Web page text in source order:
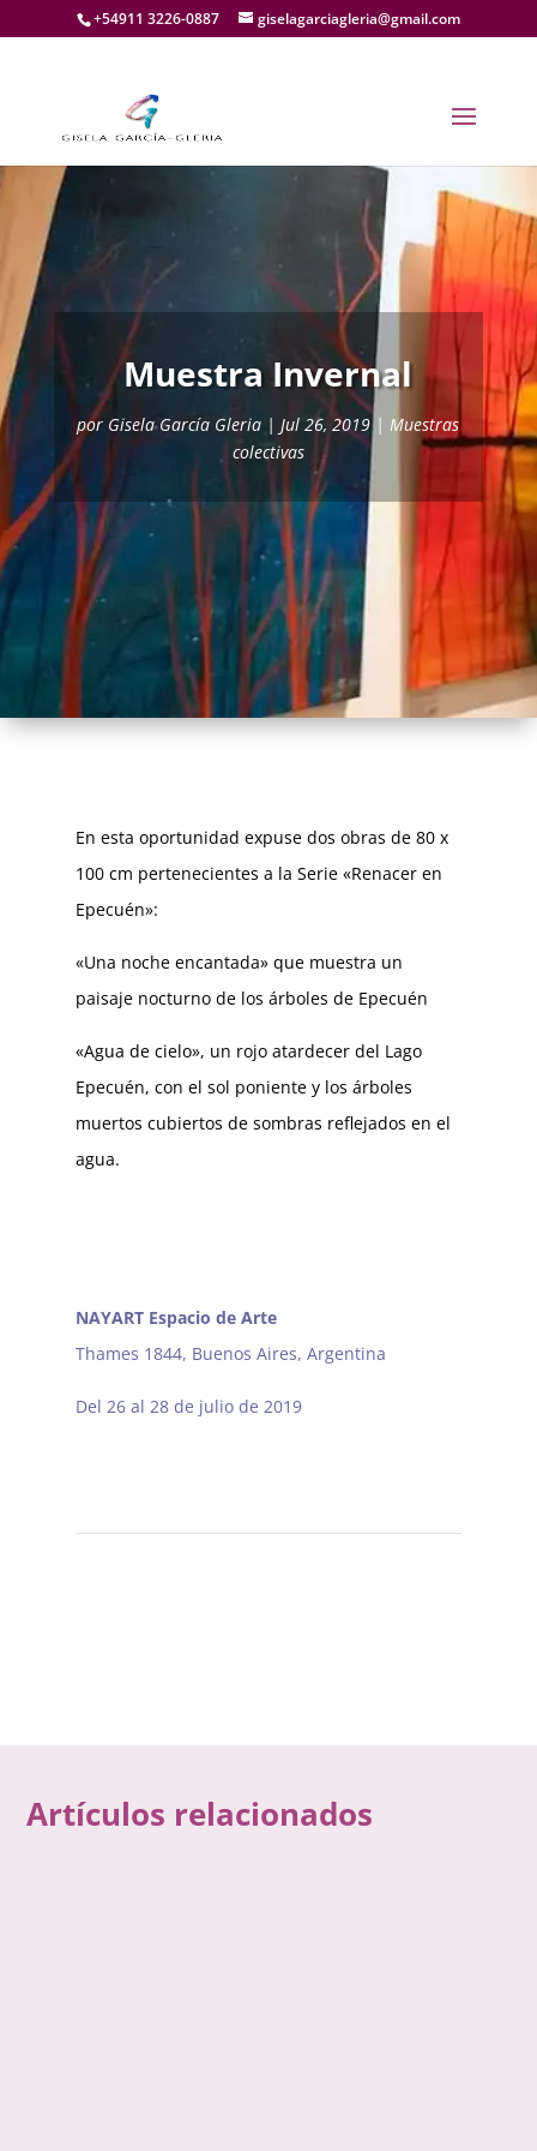
+54911 3226-0887 giselagarciagleria@gmail.com
Muestra Invernal
por Gisela García Gleria |Jul 26, 2019|Muestras
colectivas
En esta oportunidad expuse dos obras de 80 x
100 cm pertenecientes a la Serie «Renacer en
Epecuén»:
«Una noche encantada» que muestra un
paisaje nocturno de los árboles de Epecuén
«Agua de cielo», un rojo atardecer del Lago
Epecuén, con el sol poniente y los árboles
muertos cubiertos de sombras reflejados en el
agua.
NAYART Espacio de Arte
Thames 1844, Buenos Aires, Argentina
Del 26 al 28 de julio de 2019
Artículos relacionados